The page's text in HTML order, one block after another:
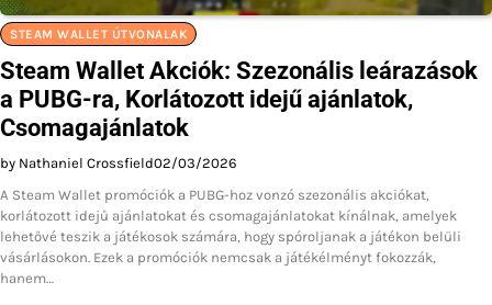
STEAM WALLET ÚTVONALAK
Steam Wallet Akciók: Szezonális leárazások
a PUBG-ra, Korlátozott idejű ajánlatok,
Csomagajánlatok
by Nathaniel Crossfield02/03/2026
A Steam Wallet promóciók a PUBG-hoz vonzó szezonális akciókat,
korlátozott idejű ajánlatokat és csomagajánlatokat kínálnak, amelyek
lehetővé teszik a játékosok számára, hogy spóroljanak a játékon belüli
vásárlásokon. Ezek a promóciók nemcsak a játékélményt fokozzák,
hanem…